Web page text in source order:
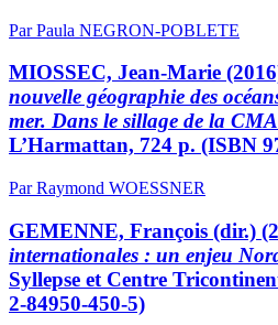
Par Paula NEGRON-POBLETE
MIOSSEC, Jean-Marie
nouvelle géographie des
mer. Dans le sillage de la
L’Harmattan, 724 p. (ISBN
Par Raymond WOESSNER
GEMENNE, François (dir.)
internationales : un enjeu
Syllepse et Centre
2-84950-450-5)